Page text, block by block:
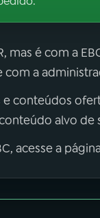
mas é com a
a
conteúdos
alvo de
acesse a